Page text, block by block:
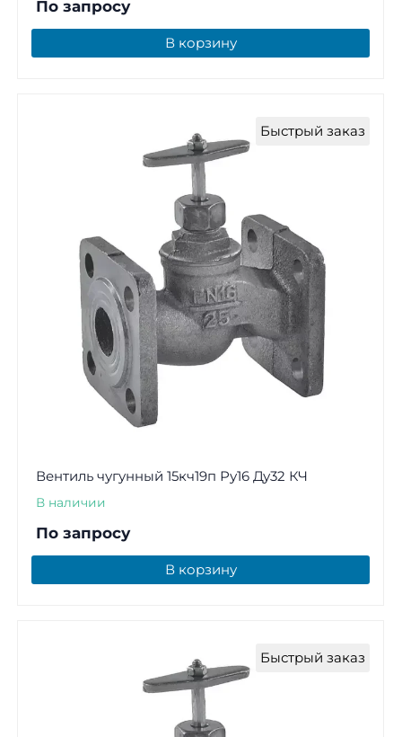
По запросу
В корзину
Быстрый заказ
Вентиль чугунный 15кч19п Ру16 Ду32 КЧ
В наличии
По запросу
В корзину
Быстрый заказ